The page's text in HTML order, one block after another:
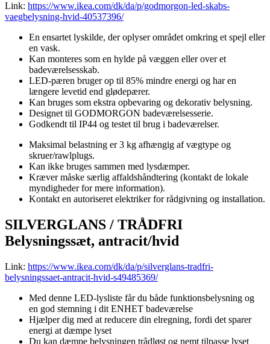
Link: https://www.ikea.com/dk/da/p/godmorgon-led-skabs-
vaegbelysning-hvid-40537396/
En ensartet lyskilde, der oplyser området omkring et spejl eller
en vask.
Kan monteres som en hylde på væggen eller over et
badeværelsesskab.
LED-pæren bruger op til 85% mindre energi og har en
længere levetid end glødepærer.
Kan bruges som ekstra opbevaring og dekorativ belysning.
Designet til GODMORGON badeværelsesserie.
Godkendt til IP44 og testet til brug i badeværelser.
Maksimal belastning er 3 kg afhængig af vægtype og
skruer/rawlplugs.
Kan ikke bruges sammen med lysdæmper.
Kræver måske særlig affaldshåndtering (kontakt de lokale
myndigheder for mere information).
Kontakt en autoriseret elektriker for rådgivning og installation.
SILVERGLANS / TRÅDFRI
Belysningssæt, antracit/hvid
Link: https://www.ikea.com/dk/da/p/silverglans-tradfri-
belysningssaet-antracit-hvid-s49485369/
Med denne LED-lysliste får du både funktionsbelysning og
en god stemning i dit ENHET badeværelse
Hjælper dig med at reducere din elregning, fordi det sparer
energi at dæmpe lyset
Du kan dæmpe belysningen trådløst og nemt tilpasse lyset